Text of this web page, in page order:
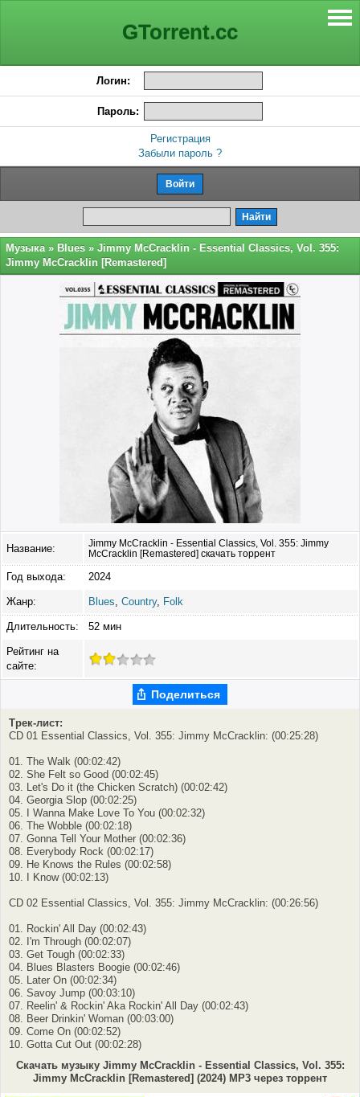
GTorrent.cc
Логин:
Пароль:
Регистрация
Забыли пароль ?
Музыка » Blues » Jimmy McCracklin - Essential Classics, Vol. 355:
Jimmy McCracklin [Remastered]
Название:
Jimmy McCracklin - Essential Classics, Vol. 355: Jimmy
McCracklin [Remastered] скачать торрент
Год выхода: 2024
Жанр: Blues Country, Folk
Длительность: 52 мин
Рейтинг на
сайте:
Поделиться
Трек-лист:
CD 01 Essential Classics, Vol. 355: Jimmy McCracklin: (00:25:28)
01. The Walk (00:02:42)
02. She Felt so Good (00:02:45)
03. Let's Do it (the Chicken Scratch) (00:02:42)
04. Georgia Slop (00:02:25)
05. I Wanna Make Love To You (00:02:32)
06. The Wobble (00:02:18)
07. Gonna Tell Your Mother (00:02:36)
08. Everybody Rock (00:02:17)
09. He Knows the Rules (00:02:58)
10. I Know (00:02:13)
CD 02 Essential Classics, Vol. 355: Jimmy McCracklin: (00:26:56)
01. Rockin' All Day (00:02:43)
02. I'm Through (00:02:07)
03. Get Tough (00:02:33)
04. Blues Blasters Boogie (00:02:46)
05. Later On (00:02:34)
06. Savoy Jump (00:03:10)
07. Reelin' & Rockin' Aka Rockin' All Day (00:02:43)
08. Beer Drinkin' Woman (00:03:00)
09. Come On (00:02:52)
10. Gotta Cut Out (00:02:28)
Скачать музыку Jimmy McCracklin - Essential Classics, Vol. 355:
Jimmy McCracklin [Remastered] (2024) MP3 через торрент